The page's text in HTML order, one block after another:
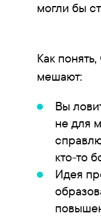
могли бы
Как
мешают:
Вы
не для
кто-то
Идея